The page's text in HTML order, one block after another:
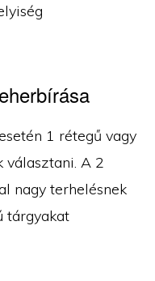
1 rétegű vagy
választani. A 2
nagy terhelésnek
tárgyakat